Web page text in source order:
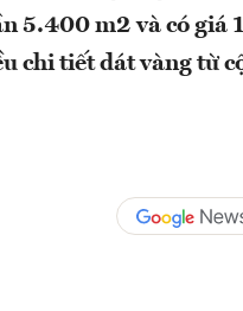
5.400 m2 và có giá
chi tiết dát vàng từ